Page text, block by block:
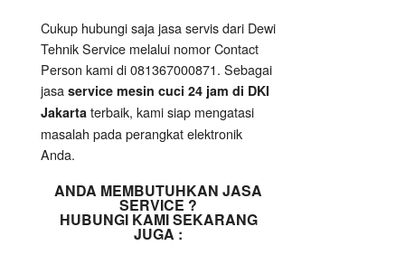
Cukup hubungi saja jasa servis dari Dewi
Tehnik Service melalui nomor Contact
Person kami di 081367000871. Sebagai
jasa service mesin cuci 24 jam di DKI
Jakarta terbaik, kami siap mengatasi
masalah pada perangkat elektronik
Anda.
ANDA MEMBUTUHKAN JASA
SERVICE ?
HUBUNGI KAMI SEKARANG
JUGA :